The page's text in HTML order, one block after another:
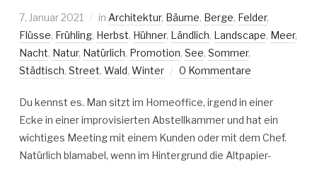
7. Januar 2021 in Architektur, Bäume, Berge, Felder,
Flüsse, Frühling, Herbst, Hühner, Ländlich, Landscape, Meer,
Nacht, Natur, Natürlich, Promotion, See, Sommer,
Städtisch, Street, Wald, Winter 0 Kommentare
Du kennst es. Man sitzt im Homeoffice, irgend in einer
Ecke in einer improvisierten Abstellkammer und hat ein
wichtiges Meeting mit einem Kunden oder mit dem Chef.
Natürlich blamabel, wenn im Hintergrund die Altpapier-